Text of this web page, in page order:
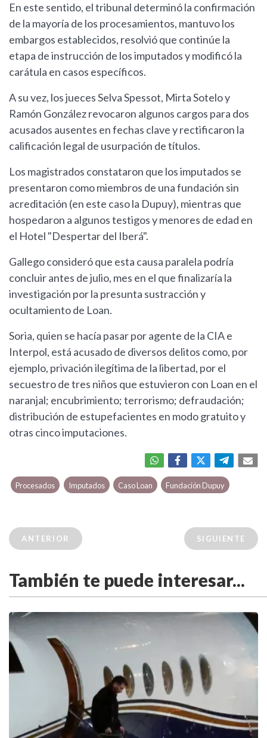
En este sentido, el tribunal determinó la confirmación
de la mayoría de los procesamientos, mantuvo los
embargos establecidos, resolvió que continúe la
etapa de instrucción de los imputados y modificó la
carátula en casos específicos.
A su vez, los jueces Selva Spessot, Mirta Sotelo y
Ramón González revocaron algunos cargos para dos
acusados ausentes en fechas clave y rectificaron la
calificación legal de usurpación de títulos.
Los magistrados constataron que los imputados se
presentaron como miembros de una fundación sin
acreditación (en este caso la Dupuy), mientras que
hospedaron a algunos testigos y menores de edad en
el Hotel "Despertar del Iberá".
Gallego consideró que esta causa paralela podría
concluir antes de julio, mes en el que finalizaría la
investigación por la presunta sustracción y
ocultamiento de Loan.
Soria, quien se hacía pasar por agente de la CIA e
Interpol, está acusado de diversos delitos como, por
ejemplo, privación ilegítima de la libertad, por el
secuestro de tres niños que estuvieron con Loan en el
naranjal; encubrimiento; terrorismo; defraudación;
distribución de estupefacientes en modo gratuito y
otras cinco imputaciones.
Procesados Imputados Caso Loan Fundación Dupuy
ANTERIOR SIGUIENTE
También te puede interesar...